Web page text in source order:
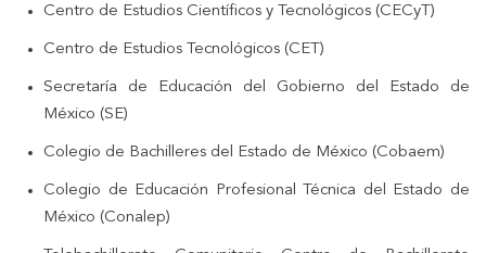
Centro de Estudios Científicos y Tecnológicos (CECyT)
Centro de Estudios Tecnológicos (CET)
Secretaría de Educación del Gobierno del Estado de
México (SE)
Colegio de Bachilleres del Estado de México (Cobaem)
Colegio de Educación Profesional Técnica del Estado de
México (Conalep)